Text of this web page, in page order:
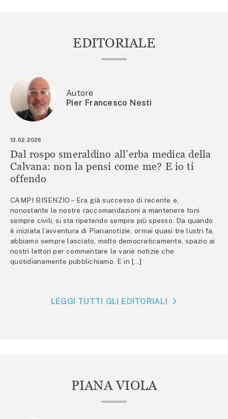
EDITORIALE
Autore
Pier Francesco Nesti
13.02.2026
Dal rospo smeraldino all’erba medica della
Calvana: non la pensi come me? E io ti
offendo
CAMPI BISENZIO – Era già successo di recente e,
nonostante le nostre raccomandazioni a mantenere toni
sempre civili, si sta ripetendo sempre più spesso. Da quando
è iniziata l’avventura di Piananotizie, ormai quasi tre lustri fa,
abbiamo sempre lasciato, molto democraticamente, spazio ai
nostri lettori per commentare le varie notizie che
quotidianamente pubblichiamo. E in […]
LEGGI TUTTI GLI EDITORIALI
PIANA VIOLA